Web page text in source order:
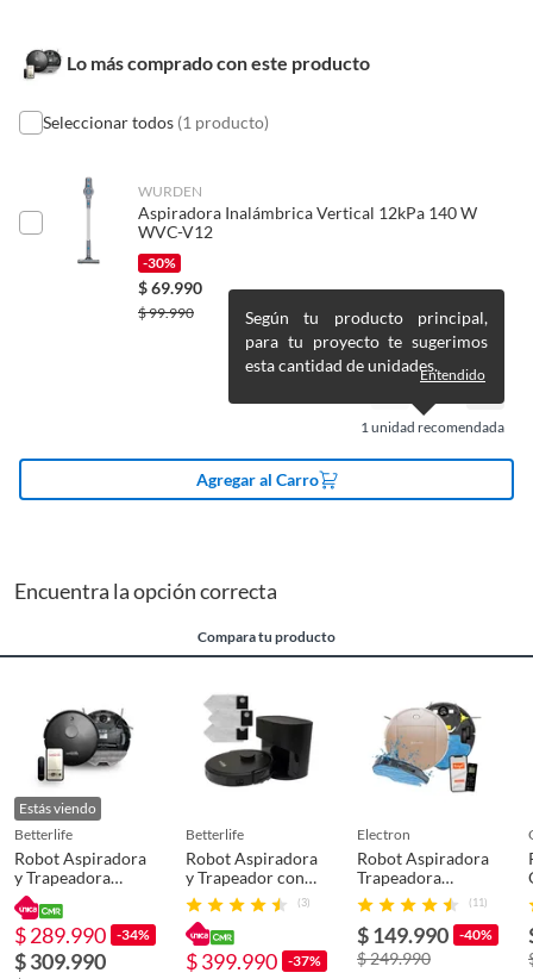
De uso personal.
Garantía
Condicion del
Nuevo
Condición
Nuevo
Cantidad de paquetes 1
Eficiencia energética A
1
Potencia 2800 pa
Voltaje
Alto 10 cm
Ancho 32 cm
Lo más comprado con este producto
Seleccionar todos (1 producto)
WURDEN
Aspiradora Inalámbrica Vertical 12kPa 140 W
WVC-V12
-30%
$69.990
$99.990
1unidad recomendada
Según tu producto principal,
para tu proyecto te sugerimos
esta cantidad de unidades.Entendido
Agregar al Carro
Encuentra la opción correcta
Compara tu producto
Estás viendo
betterlife
Robot Aspiradora
y Trapeadora
BLLDS5200
$ 289.990 -34%
$ 309.990
betterlife
Robot Aspiradora
y Trapeador con
Base Colectora + 3
Bolsas de Polvo
(3)
$ 399.990 -37%
electron
Robot Aspiradora
Trapeadora
Electron BA10700
WIFI
(11)
$ 149.990 -40%
$ 249.990